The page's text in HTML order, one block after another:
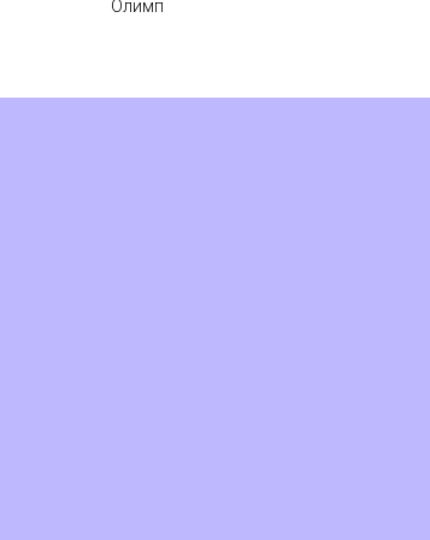
Олимп